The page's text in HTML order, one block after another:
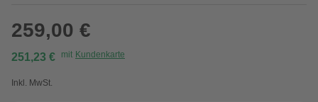
259,00 €
251,23 € mit Kundenkarte
Inkl. MwSt.